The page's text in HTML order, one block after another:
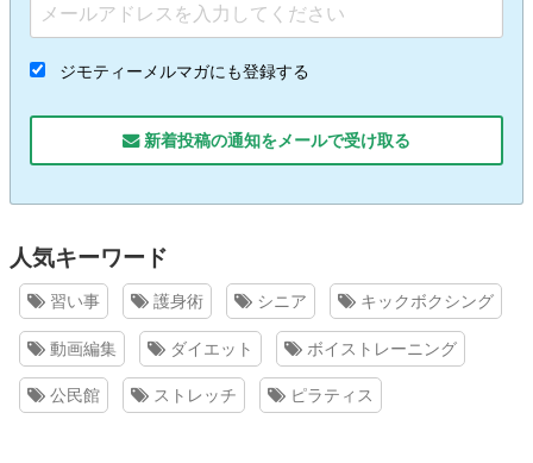
ジモティーメルマガにも登録する
新着投稿の通知をメールで受け取る
人気キーワード
習い事 護身術 シニア キックボクシング
動画編集 ダイエット ボイストレーニング
公民館 ストレッチ ピラティス